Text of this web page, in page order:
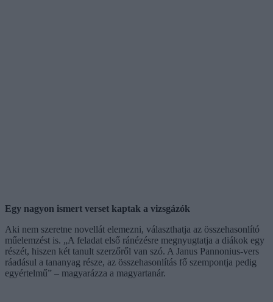
Egy nagyon ismert verset kaptak a vizsgázók
Aki nem szeretne novellát elemezni, választhatja az összehasonlító
műelemzést is. „A feladat első ránézésre megnyugtatja a diákok egy
részét, hiszen két tanult szerzőről van szó. A Janus Pannonius-vers
ráadásul a tananyag része, az összehasonlítás fő szempontja pedig
egyértelmű” – magyarázza a magyartanár.